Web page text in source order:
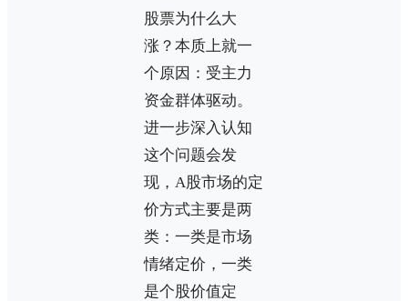
股票为什么大
涨？本质上就一
个原因：受主力
资金群体驱动。
进一步深入认知
这个问题会发
现，A股市场的定
价方式主要是两
类：一类是市场
情绪定价，一类
是个股价值定